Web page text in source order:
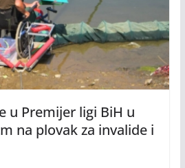
u Premijer ligi BiH u
na plovak za invalide i